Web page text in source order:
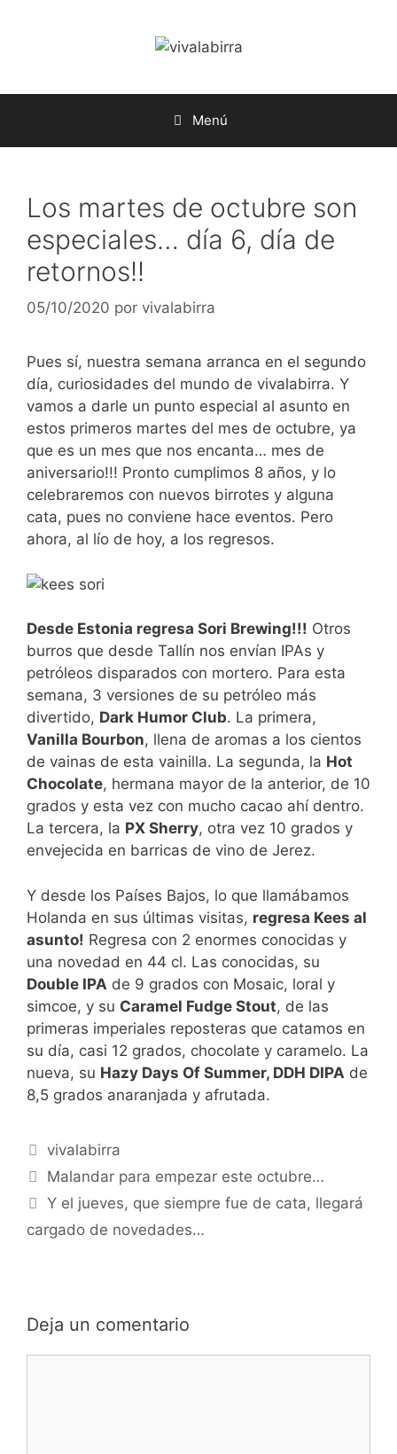
Menú
Los martes de octubre son
especiales… día 6, día de
retornos!!
05/10/2020 por vivalabirra
Pues sí, nuestra semana arranca en el segundo
día, curiosidades del mundo de vivalabirra. Y
vamos a darle un punto especial al asunto en
estos primeros martes del mes de octubre, ya
que es un mes que nos encanta… mes de
aniversario!!! Pronto cumplimos 8 años, y lo
celebraremos con nuevos birrotes y alguna
cata, pues no conviene hace eventos. Pero
ahora, al lío de hoy, a los regresos.
Desde Estonia regresa Sori Brewing!!! Otros
burros que desde Tallín nos envían IPAs y
petróleos disparados con mortero. Para esta
semana, 3 versiones de su petróleo más
divertido, Dark Humor Club. La primera,
Vanilla Bourbon, llena de aromas a los cientos
de vainas de esta vainilla. La segunda, la Hot
Chocolate, hermana mayor de la anterior, de 10
grados y esta vez con mucho cacao ahí dentro.
La tercera, la PX Sherry, otra vez 10 grados y
envejecida en barricas de vino de Jerez.
Y desde los Países Bajos, lo que llamábamos
Holanda en sus últimas visitas, regresa Kees al
asunto! Regresa con 2 enormes conocidas y
una novedad en 44 cl. Las conocidas, su
Double IPA de 9 grados con Mosaic, loral y
simcoe, y su Caramel Fudge Stout, de las
primeras imperiales reposteras que catamos en
su día, casi 12 grados, chocolate y caramelo. La
nueva, su Hazy Days Of Summer, DDH DIPA de
8,5 grados anaranjada y afrutada.
Categorías
vivalabirra
Malandar para empezar este octubre…
Y el jueves, que siempre fue de cata, llegará
cargado de novedades…
Deja un comentario